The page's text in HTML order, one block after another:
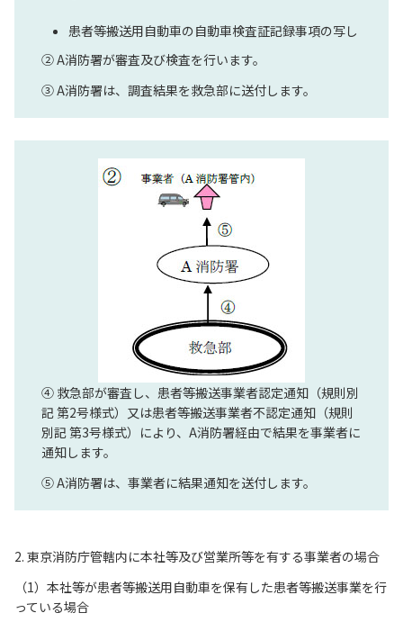
患者等搬送用自動車の自動車検査証記録事項の写し
② A消防署が審査及び検査を行います。
③ A消防署は、調査結果を救急部に送付します。
④ 救急部が審査し、患者等搬送事業者認定通知（規則別
記 第2号様式）又は患者等搬送事業者不認定通知（規則
別記 第3号様式）により、A消防署経由で結果を事業者に
通知します。
⑤ A消防署は、事業者に結果通知を送付します。
2. 東京消防庁管轄内に本社等及び営業所等を有する事業者の場合
（1）本社等が患者等搬送用自動車を保有した患者等搬送事業を行
っている場合